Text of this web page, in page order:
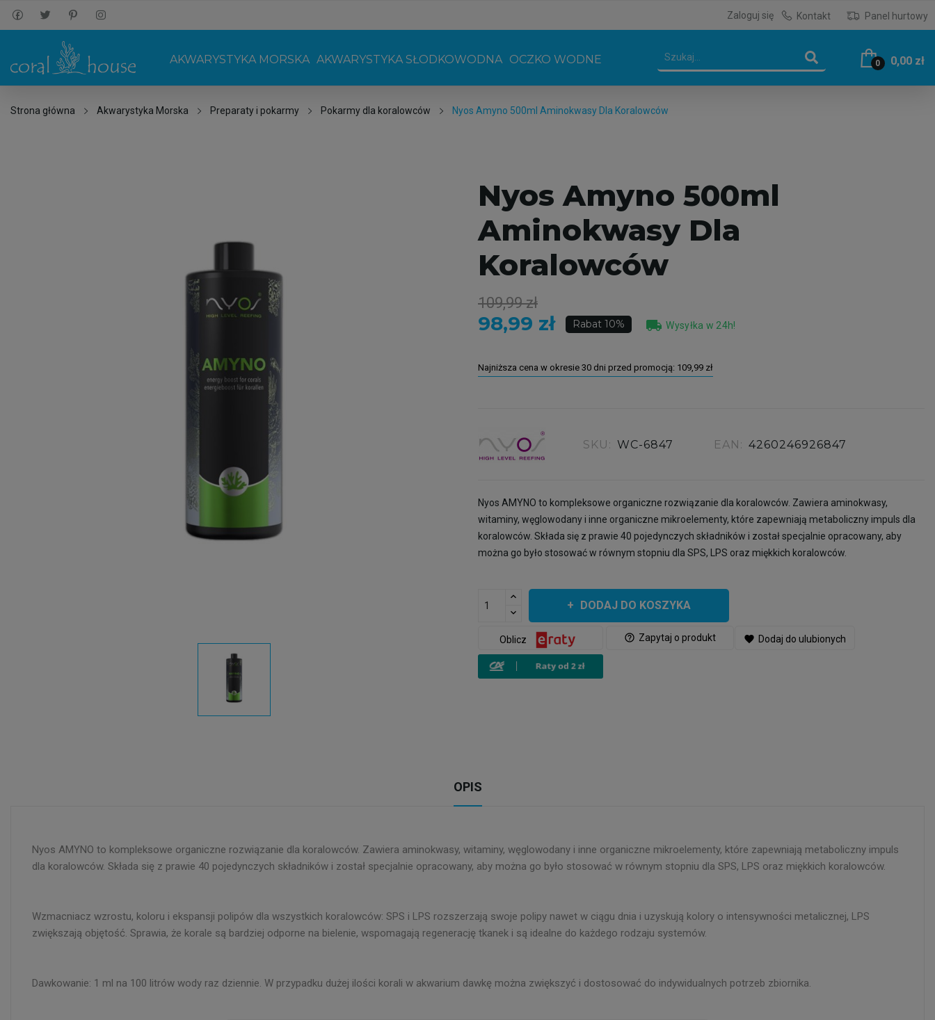
Zaloguj się Kontakt Panel hurtowy
AKWARYSTYKA MORSKA AKWARYSTYKA SŁODKOWODNA OCZKO WODNE 0 0,00 zł
Strona główna Akwarystyka Morska Preparaty i pokarmy Pokarmy dla koralowców Nyos Amyno 500ml Aminokwasy Dla Koralowców
Nyos Amyno 500ml
Aminokwasy Dla
Koralowców
109,99 zł
98,99 zł Rabat 10% local_shipping Wysyłka w 24h!
Najniższa cena w okresie 30 dni przed promocją: 109,99 zł
SKU: WC-6847 EAN: 4260246926847
Nyos AMYNO to kompleksowe organiczne rozwiązanie dla koralowców. Zawiera aminokwasy,
witaminy, węglowodany i inne organiczne mikroelementy, które zapewniają metaboliczny impuls dla
koralowców. Składa się z prawie 40 pojedynczych składników i został specjalnie opracowany, aby
można go było stosować w równym stopniu dla SPS, LPS oraz miękkich koralowców.
DODAJ DO KOSZYKA
help_outline Zapytaj o produkt
Oblicz favorite Dodaj do ulubionych
OPIS
Nyos AMYNO to kompleksowe organiczne rozwiązanie dla koralowców. Zawiera aminokwasy, witaminy, węglowodany i inne organiczne mikroelementy, które zapewniają metaboliczny impuls
dla koralowców. Składa się z prawie 40 pojedynczych składników i został specjalnie opracowany, aby można go było stosować w równym stopniu dla SPS, LPS oraz miękkich koralowców.
Wzmacniacz wzrostu, koloru i ekspansji polipów dla wszystkich koralowców: SPS i LPS rozszerzają swoje polipy nawet w ciągu dnia i uzyskują kolory o intensywności metalicznej, LPS
zwiększają objętość. Sprawia, że korale są bardziej odporne na bielenie, wspomagają regenerację tkanek i są idealne do każdego rodzaju systemów.
Dawkowanie: 1 ml na 100 litrów wody raz dziennie. W przypadku dużej ilości korali w akwarium dawkę można zwiększyć i dostosować do indywidualnych potrzeb zbiornika.